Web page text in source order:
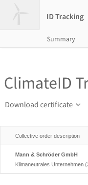
ID Tracking
Summary
ClimateID
Download certificate
Collective order description
Mann & Schröder GmbH
Klimaneutrales Unternehmen